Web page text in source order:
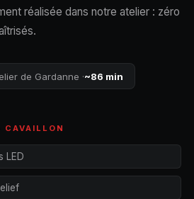
réalisée dans notre atelier : zéro
de Gardanne ·~86 min
CAVAILLON
LED